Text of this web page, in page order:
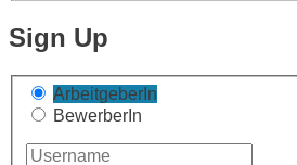
Sign Up
ArbeitgeberIn
BewerberIn